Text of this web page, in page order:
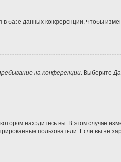
в базе данных конференции. Чтобы
на конференции. ВыберитеДа
находитесь вы. В этом случае
пользователи. Если вы не